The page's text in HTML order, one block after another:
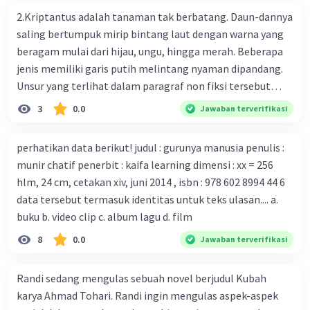
bersama sejumlah perusahaan biotek dan vaksin.
Beberapa waktu lalu, Kepala Laboratorium Identifikasi
Virus dari Institut Peter Doherty untuk Infeksi dan
kekebalan, Melbourne, Julian Druce, menyatakan mereka
mengembangkan virus Corona versi laboratorium dari
tubuh pasien yang terinfeksi untuk uji coba. Tanggapan
yang sesuai dengan berita tersebut adalah ... A.
serangan virus Corona dengan menemukan vaksin virus
tersebut. B. Para ilmuan perlu segera mempelajari virus
corona yang menjadi masalah besar bagi kesehatan dunia
karena persebarannya sangat cepat. C. Masyarakat perlu
mawas diri dan menjaga kesehatan dalam menghadapi
serangan virus corona yang mulai menyebar di Indonesia,
D. Virus corona menjadi masalah besar bagi kesehatan
2.Kriptantus adalah tanaman tak berbatang. Daun-dannya
saling bertumpuk mirip bintang laut dengan warna yang
beragam mulai dari hijau, ungu, hingga merah. Beberapa
jenis memiliki garis putih melintang nyaman dipandang.
Unsur yang terlihat dalam paragraf non fiksi tersebut
adalah... A. cara menyajikan isi buku B. bahasa yang
digunakan C. tokoh dan penokohan D. penyajian alur cerita
3 0.0 Jawaban terverifikasi
perhatikan data berikut! judul : gurunya manusia penulis :
munir chatif penerbit : kaifa learning dimensi : xx = 256
hlm, 24 cm, cetakan xiv, juni 2014 , isbn : 978 602 8994 44 6
data tersebut termasuk identitas untuk teks ulasan.... a.
buku b. video clip c. album lagu d. film
8 0.0 Jawaban terverifikasi
Randi sedang mengulas sebuah novel berjudul Kubah
karya Ahmad Tohari. Randi ingin mengulas aspek-aspek